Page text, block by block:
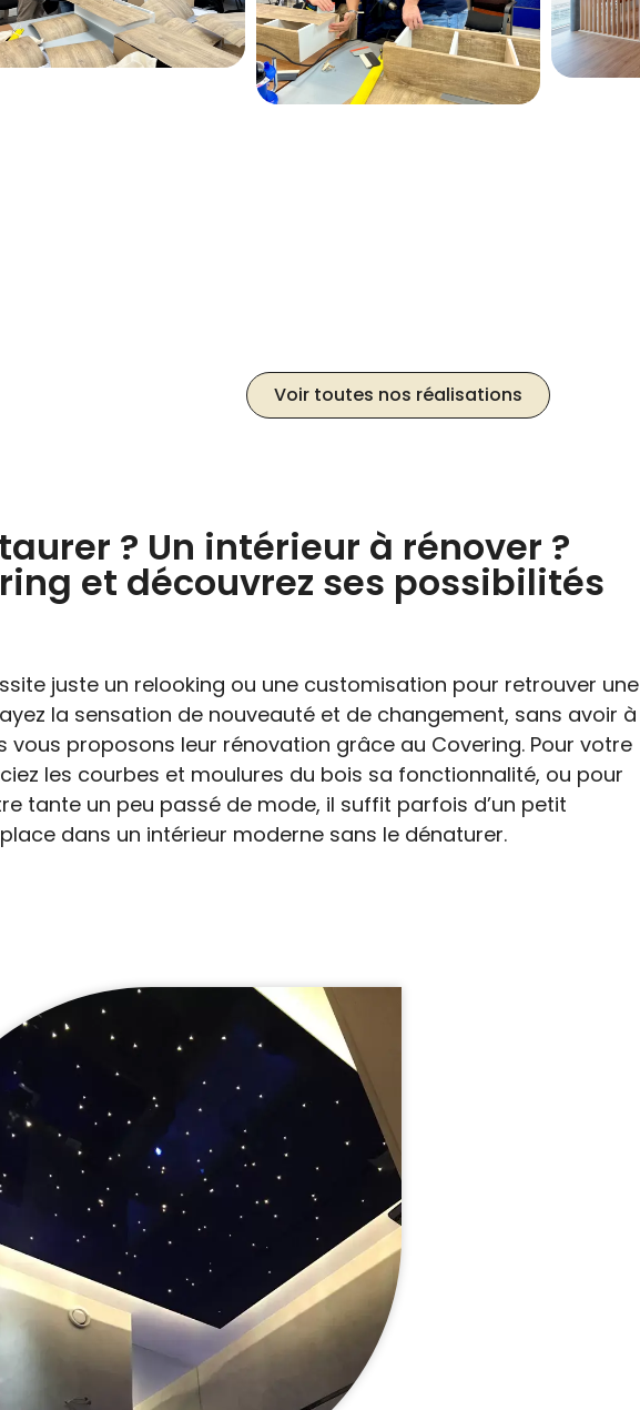
Voir toutes nos réalisations
? Un intérieur à rénover ?
et découvrez ses possibilités
juste un relooking ou une customisation pour retrouver une
la sensation de nouveauté et de changement, sans avoir à
vous proposons leur rénovation grâce au Covering. Pour votre
les courbes et moulures du bois sa fonctionnalité, ou pour
tante un peu passé de mode, il suffit parfois d’un petit
dans un intérieur moderne sans le dénaturer.